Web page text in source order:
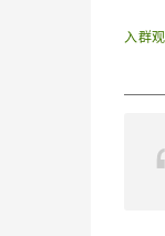
入群